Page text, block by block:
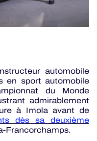
automobile
en sport automobile
du Monde
admirablement
à Imola avant de
dès sa deuxième
Francorchamps.